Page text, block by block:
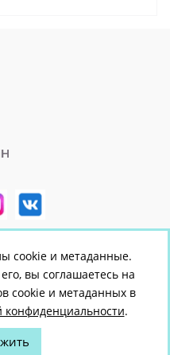
+]
cookie и метаданные.
вы соглашаетесь на
cookie и метаданных в
конфиденциальности.